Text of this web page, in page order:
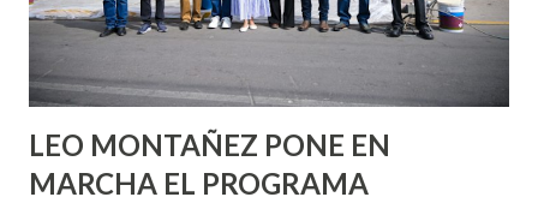
experimentarlo, pero como cualquier persona con
experiencia te dirá, siempre es mejor cuando ambas partes
son suficientemen...
LEO MONTAÑEZ PONE EN
MARCHA EL PROGRAMA